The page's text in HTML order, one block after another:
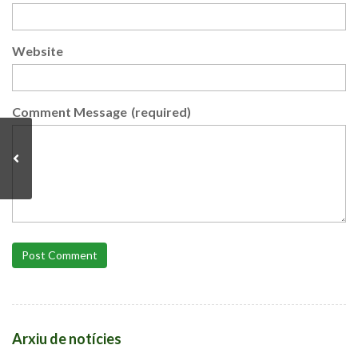
Website
Comment Message (required)
Post Comment
Arxiu de notícies